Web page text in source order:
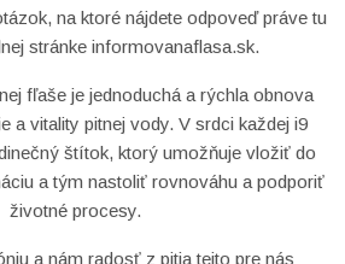
na ktoré nájdete odpoveď práve tu
stránke informovanaflasa.sk.
fľaše je jednoduchá a rýchla obnova
a vitality pitnej vody. V srdci každej i9
štítok, ktorý umožňuje vložiť do
a tým nastoliť rovnováhu a podporiť
životné procesy.
a nám radosť z pitia tejto pre nás